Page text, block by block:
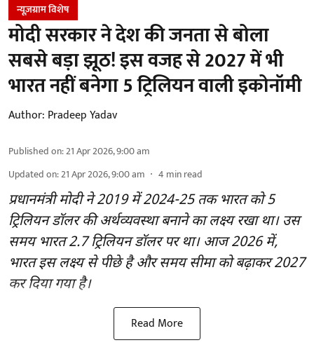
न्यूज़ग्राम विशेष
मोदी सरकार ने देश की जनता से बोला
सबसे बड़ा झूठ! इस वजह से 2027 में भी
भारत नहीं बनेगा 5 ट्रिलियन वाली इकोनॉमी
Author: Pradeep Yadav
Published on:21 Apr 2026, 9:00 am
Updated on:21 Apr 2026, 9:00 am 4 min read
प्रधानमंत्री मोदी ने 2019 में 2024-25 तक भारत को 5
ट्रिलियन डॉलर की अर्थव्यवस्था बनाने का लक्ष्य रखा था। उस
समय भारत 2.7 ट्रिलियन डॉलर पर था। आज 2026 में,
भारत इस लक्ष्य से पीछे है और समय सीमा को बढ़ाकर 2027
कर दिया गया है।
Read More